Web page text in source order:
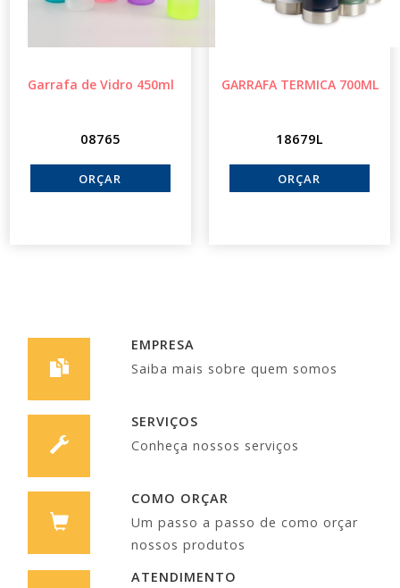
Garrafa de Vidro 450ml
08765
GARRAFA TERMICA 700ML
18679L
EMPRESA
Saiba mais sobre quem somos
SERVIÇOS
Conheça nossos serviços
COMO ORÇAR
Um passo a passo de como orçar
nossos produtos
ATENDIMENTO